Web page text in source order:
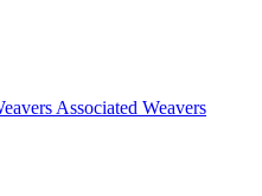
Associated Weavers